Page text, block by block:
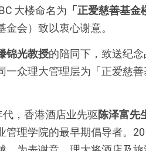
大楼命名为 「正爱慈善基金
金会）致以衷心谢意。
锦光教授的陪同下，致送纪
一众理大管理层为「正爱慈
，香港酒店业先驱陈泽富先
理学院的最早期倡导者。